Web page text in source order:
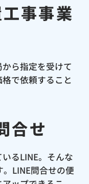
事事業
ら指定を受けて
で依頼すること
合せ
るLINE。そんな
LINE問合せの便